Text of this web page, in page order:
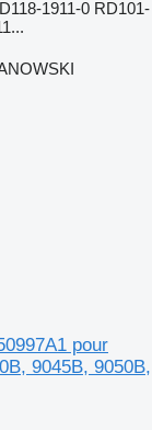
1911-0 RD101-
pour
9045B, 9050B,